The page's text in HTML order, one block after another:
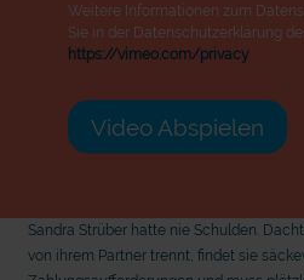
Weitere Informationen zum
Sie in der Datenschutzerklärung
https://vimeo.com/privacy
Video Abspielen
Sandra Strüber hatte nie Schulden.
von ihrem Partner trennt, findet sie